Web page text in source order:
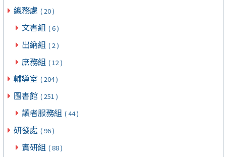
總務處 ( 20 )
文書組 ( 6 )
出納組 ( 2 )
庶務組 ( 12 )
輔導室 ( 204 )
圖書館 ( 251 )
讀者服務組 ( 44 )
研發處 ( 96 )
實研組 ( 88 )